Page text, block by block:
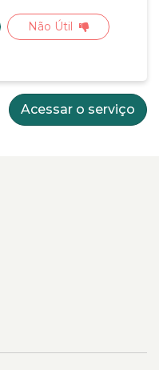
Não Útil
Acessar o serviço